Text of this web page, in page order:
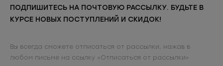
ПОДПИШИТЕСЬ НА ПОЧТОВУЮ РАССЫЛКУ. БУДЬТЕ В
КУРСЕ НОВЫХ ПОСТУПЛЕНИЙ И СКИДОК!
Вы всегда сможете отписаться от рассылки, нажав в
любом письме на ссылку «Отписаться от рассылки»